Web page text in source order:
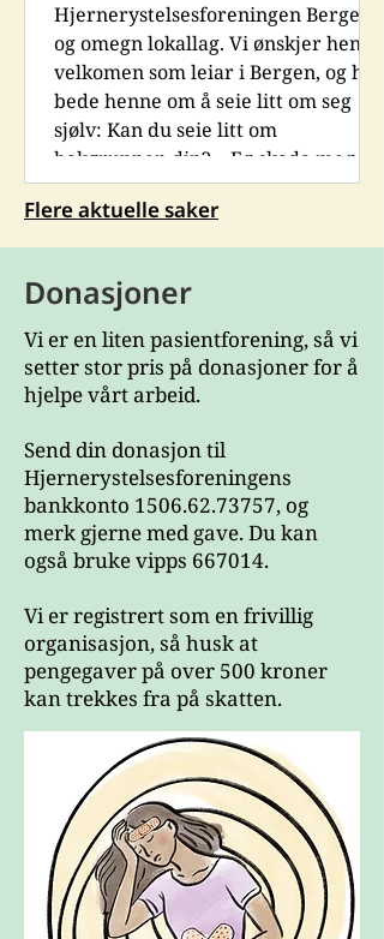
Hjernerystelsesforeningen Bergen
og omegn lokallag. Vi ønskjer henne
velkomen som leiar i Bergen, og har
bede henne om å seie litt om seg
sjølv: Kan du seie litt om
bakgrunnen din? – Eg skada meg i
2012, på jobb. Har etter det vore
gjennom to rundar med AAP, der eg
prøvde å jobbe fullt imellom. Eg er
du deg inn i
Hjernerystelsesforeningen? – Eg
melde meg inn i
Hjernerystelseforeningen då
Flere aktuelle saker
Donasjoner
Vi er en liten pasientforening, så vi
setter stor pris på donasjoner for å
hjelpe vårt arbeid.
Send din donasjon til
Hjernerystelsesforeningens
bankkonto 1506.62.73757, og
merk gjerne med gave. Du kan
også bruke vipps 667014.
Vi er registrert som en frivillig
organisasjon, så husk at
pengegaver på over 500 kroner
kan trekkes fra på skatten​.